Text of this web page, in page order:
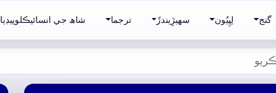
گنج لِپِيُون سھيڙِيندڙَ ترجما شاھ جي انسائيڪلوپيڊيا